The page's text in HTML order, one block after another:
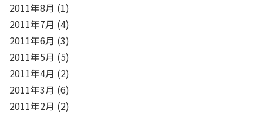
2011年8月 (1)
2011年7月 (4)
2011年6月 (3)
2011年5月 (5)
2011年4月 (2)
2011年3月 (6)
2011年2月 (2)